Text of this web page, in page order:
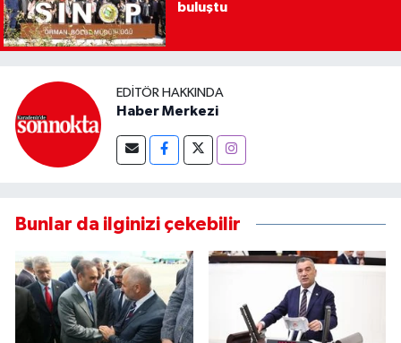
buluştu
EDITÖR HAKKINDA
Haber Merkezi
Bunlar da ilginizi çekebilir